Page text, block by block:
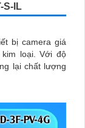
S-IL
bị camera giá
Với độ
lại chất lượng